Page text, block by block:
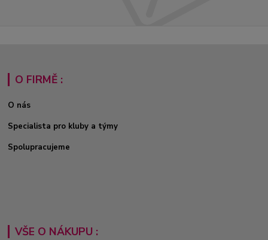
O FIRMĚ :
O nás
Specialista pro kluby a týmy
Spolupracujeme
VŠE O NÁKUPU :